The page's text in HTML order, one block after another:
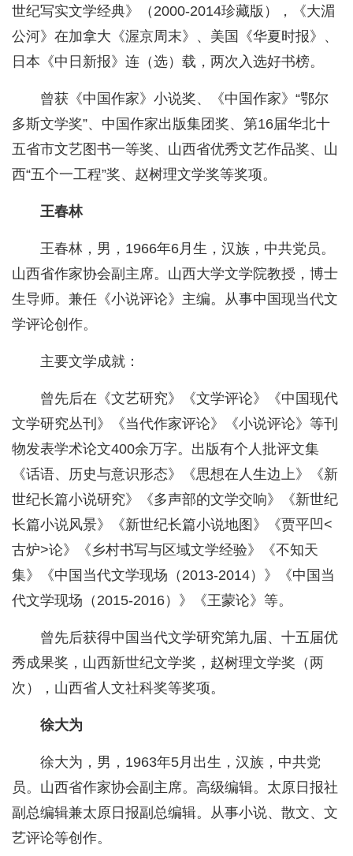
世纪写实文学经典》（2000-2014珍藏版），《大湄
公河》在加拿大《渥京周末》、美国《华夏时报》、
日本《中日新报》连（选）载，两次入选好书榜。
曾获《中国作家》小说奖、《中国作家》“鄂尔
多斯文学奖”、中国作家出版集团奖、第16届华北十
五省市文艺图书一等奖、山西省优秀文艺作品奖、山
西“五个一工程”奖、赵树理文学奖等奖项。
王春林
王春林，男，1966年6月生，汉族，中共党员。
山西省作家协会副主席。山西大学文学院教授，博士
生导师。兼任《小说评论》主编。从事中国现当代文
学评论创作。
主要文学成就：
曾先后在《文艺研究》《文学评论》《中国现代
文学研究丛刊》《当代作家评论》《小说评论》等刊
物发表学术论文400余万字。出版有个人批评文集
《话语、历史与意识形态》《思想在人生边上》《新
世纪长篇小说研究》《多声部的文学交响》《新世纪
长篇小说风景》《新世纪长篇小说地图》《贾平凹<
古炉>论》《乡村书写与区域文学经验》《不知天
集》《中国当代文学现场（2013-2014）》《中国当
代文学现场（2015-2016）》《王蒙论》等。
曾先后获得中国当代文学研究第九届、十五届优
秀成果奖，山西新世纪文学奖，赵树理文学奖（两
次），山西省人文社科奖等奖项。
徐大为
徐大为，男，1963年5月出生，汉族，中共党
员。山西省作家协会副主席。高级编辑。太原日报社
副总编辑兼太原日报副总编辑。从事小说、散文、文
艺评论等创作。